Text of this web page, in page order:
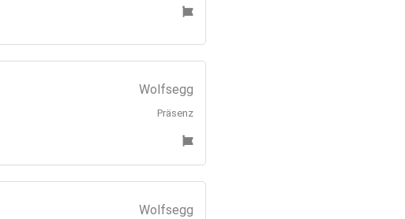
Wolfsegg
Präsenz
Wolfsegg